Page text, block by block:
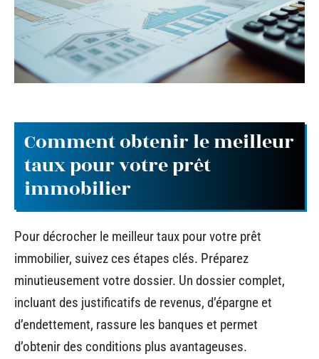
Comment obtenir le meilleur
taux pour votre prêt
immobilier
Pour décrocher le meilleur taux pour votre prêt
immobilier, suivez ces étapes clés. Préparez
minutieusement votre dossier. Un dossier complet,
incluant des justificatifs de revenus, d’épargne et
d’endettement, rassure les banques et permet
d’obtenir des conditions plus avantageuses.